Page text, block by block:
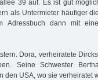
39 auf. Es ist gut
als Untermieter häufiger
dann mit
Dora, verheiratete
Seine Schwester
den USA, wo sie verheiratet